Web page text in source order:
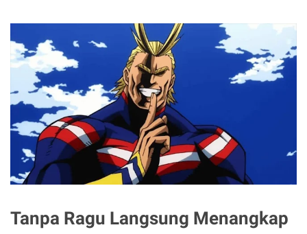
Tanpa Ragu Langsung Menangkap